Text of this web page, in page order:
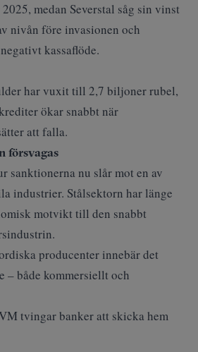
medan Severstal såg sin vinst
nivån före invasionen och
kassaflöde.
har vuxit till 2,7 biljoner rubel,
ökar snabbt när
att falla.
försvagas
sanktionerna nu slår mot en av
industrier. Stålsektorn har länge
motvikt till den snabbt
producenter innebär det
– både kommersiellt och
tvingar banker att skicka hem